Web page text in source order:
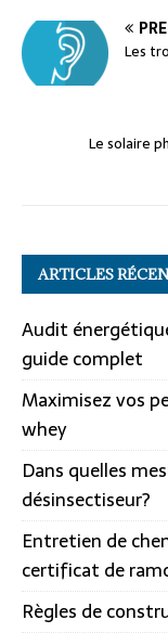
Les
Le solaire
ARTICLES
Audit
guide complet
Maximisez vos
whey
Dans quelles
désinsectiseur?
Entretien de
certificat de
Règles de